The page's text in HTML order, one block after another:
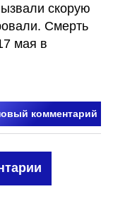
скорую
Смерть
мая в
комментарий